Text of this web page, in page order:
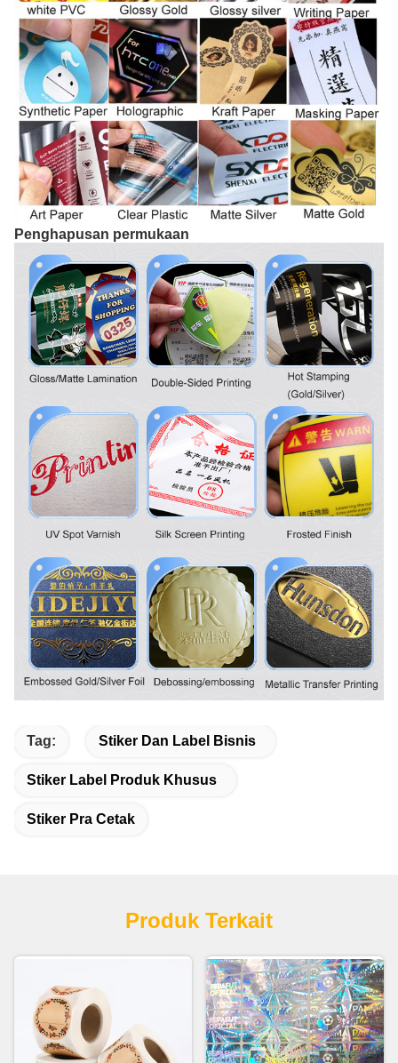
Penghapusan permukaan
Tag: Stiker Dan Label Bisnis
Stiker Label Produk Khusus
Stiker Pra Cetak
Produk Terkait